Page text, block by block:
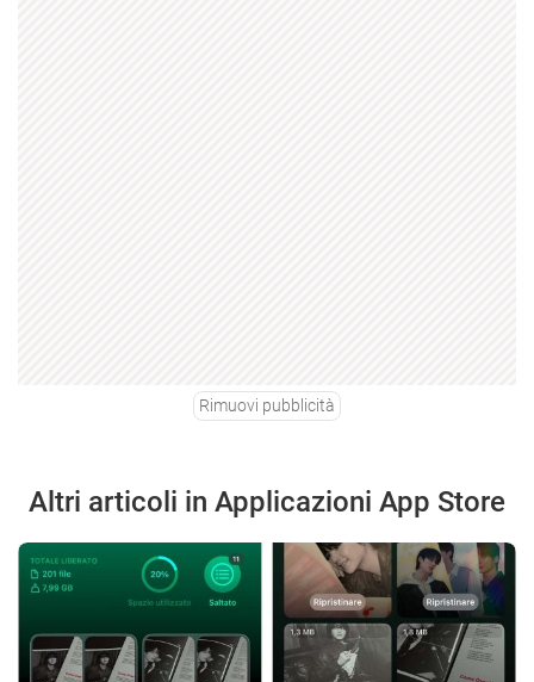
Rimuovi pubblicità
Altri articoli in Applicazioni App Store